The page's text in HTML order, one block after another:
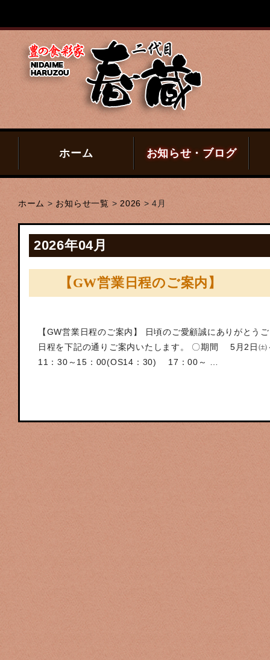
ホーム お知らせ・ブログ
ホーム > お知らせ一覧 > 2026 >4月
2026年04月
【GW営業日程のご案内】
【GW営業日程のご案内】 日頃のご愛顧誠にありがとう
日程を下記の通りご案内いたします。 〇期間 5月2日
11：30～15：00(OS14：30) 17：00～ …